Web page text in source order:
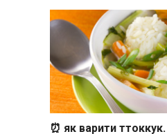
⏰ як варити ттоккук.